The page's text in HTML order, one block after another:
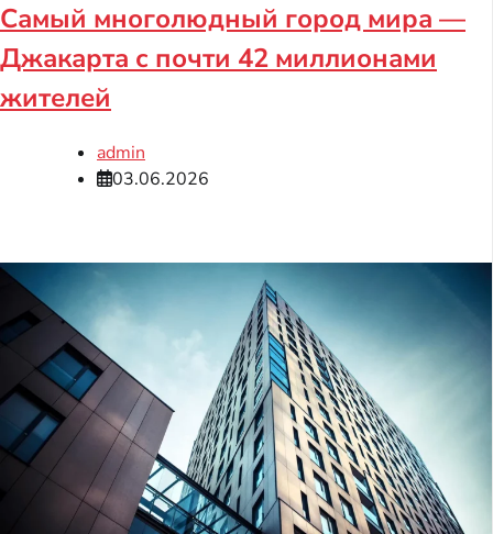
Самый многолюдный город мира —
Джакарта с почти 42 миллионами
жителей
admin
03.06.2026